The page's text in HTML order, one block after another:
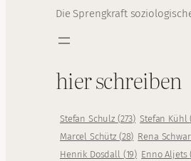
Die Sprengkraft
hier schreiben
Stefan Schulz (273) Stefan Kühl
Marcel Schütz (28) Rena
Henrik Dosdall (19) Enno Aljets